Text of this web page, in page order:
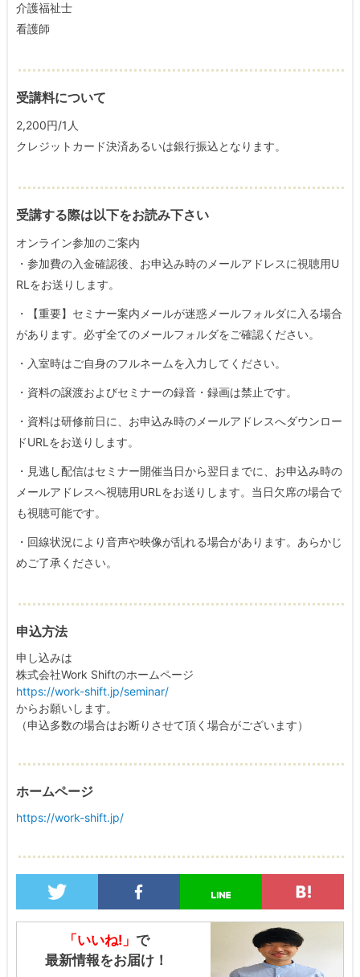
介護福祉士
看護師
受講料について
2,200円/1人
クレジットカード決済あるいは銀行振込となります。
受講する際は以下をお読み下さい
オンライン参加のご案内
・参加費の入金確認後、お申込み時のメールアドレスに視聴用U
RLをお送りします。
・【重要】セミナー案内メールが迷惑メールフォルダに入る場合
があります。必ず全てのメールフォルダをご確認ください。
・入室時はご自身のフルネームを入力してください。
・資料の譲渡およびセミナーの録音・録画は禁止です。
・資料は研修前日に、お申込み時のメールアドレスへダウンロー
ドURLをお送りします。
・見逃し配信はセミナー開催当日から翌日までに、お申込み時の
メールアドレスへ視聴用URLをお送りします。当日欠席の場合で
も視聴可能です。
・回線状況により音声や映像が乱れる場合があります。あらかじ
めご了承ください。
申込方法
申し込みは
株式会社Work Shiftのホームページ
https://work-shift.jp/seminar/
からお願いします。
（申込多数の場合はお断りさせて頂く場合がございます）
ホームページ
https://work-shift.jp/
「いいね!」で
最新情報をお届け！